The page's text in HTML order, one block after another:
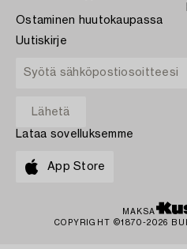
Ostaminen huutokaupassa
Uutiskirje
Lataa sovelluksemme
App Store
MAKSA
COPYRIGHT ©1870-2026